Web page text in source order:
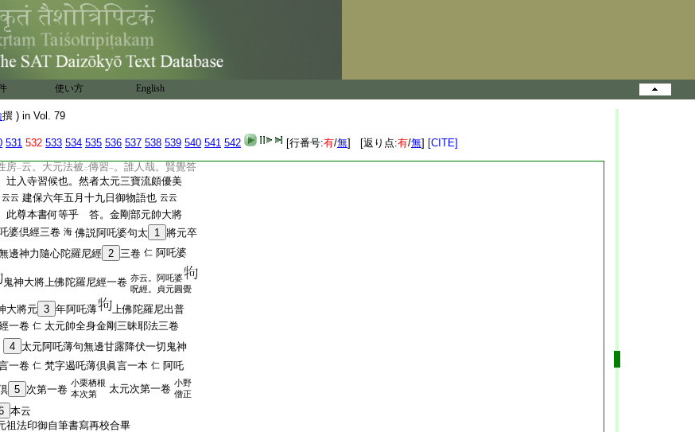
使い方 English
撰 ) in Vol. 79
531 532 533 534 535 536 537 538 539 540 541 542 [行番号:有/無] [返り点:有/無] [CITE]
。乘印傳 之 報恩院御
云。命云。彼
阿闍梨閉眼之剋。自 二 範俊所二 傳得
法 27 小彼子上。件院宣等指 28 合。全仁修
當 令 持人進。前大僧正其詞云。良雅之
皆 也。悉奉二
了。今所殘只是許
之。此懇志爭無 御哀憐 哉。然者此全仁。能
憐愍可 31
珍重歟。權僧正於二此 33 比一 者。恐已有二無
房一云。大元法被 二傳習一。誰人哉。賢覺答
辻入寺習候也。然者太元三寶流頗優美
云云 建保六年五月十九日御物語也 云云
此尊本書何等乎 答。金剛部元帥大將
婆倶經三卷 海 佛説阿吒婆句太 1 將元卒
邊神力隨心陀羅尼經 2 三卷 仁 阿吒婆
鬼神大將上佛陀羅尼經一卷 亦云。阿吒婆
呪經。貞元圓覺
大將元 3 年阿吒薄
上佛陀羅尼出普
一卷 仁 太元帥全身金剛三昧耶法三卷
4 太元阿吒薄句無邊甘露降伏一切鬼神
一卷 仁 梵字遏吒薄倶眞言一本 仁 阿吒
5 次第一卷
小栗栖根
本次第
太元次第一卷 小野
僧正
本云
祖法印御自筆書寫再校合畢